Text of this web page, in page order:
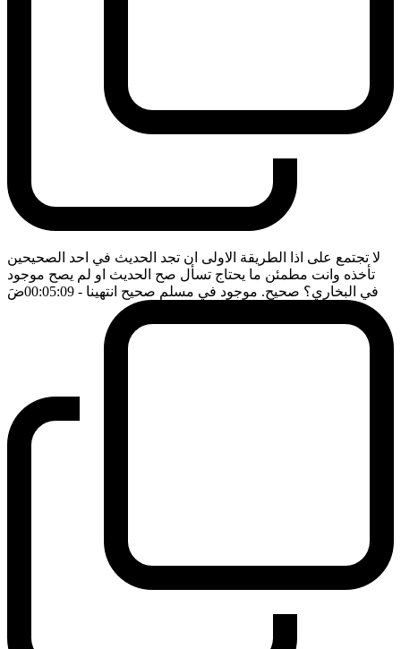
لا تجتمع على اذا الطريقة الاولى ان تجد الحديث في احد الصحيحين
تأخذه وانت مطمئن ما يحتاج تسأل صح الحديث او لم يصح موجود
في البخاري؟ صحيح. موجود في مسلم صحيح انتهينا - 00:05:09 ضَ